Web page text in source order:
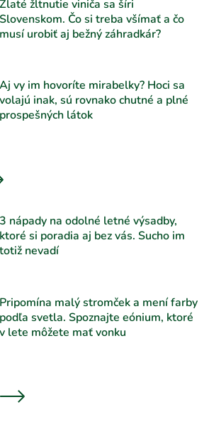
Zlaté žltnutie viniča sa šíri
Slovenskom. Čo si treba všímať a čo
musí urobiť aj bežný záhradkár?
Aj vy im hovoríte mirabelky? Hoci sa
volajú inak, sú rovnako chutné a plné
prospešných látok
3 nápady na odolné letné výsadby,
ktoré si poradia aj bez vás. Sucho im
totiž nevadí
Pripomína malý stromček a mení farby
podľa svetla. Spoznajte eónium, ktoré
v lete môžete mať vonku